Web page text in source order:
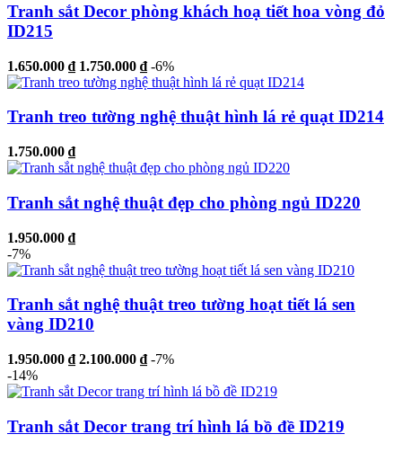
Tranh sắt Decor phòng khách hoạ tiết hoa vòng đỏ
ID215
1.650.000 ₫ 1.750.000 ₫ -6%
Tranh treo tường nghệ thuật hình lá rẻ quạt ID214
1.750.000 ₫
Tranh sắt nghệ thuật đẹp cho phòng ngủ ID220
1.950.000 ₫
-7%
Tranh sắt nghệ thuật treo tường hoạt tiết lá sen
vàng ID210
1.950.000 ₫ 2.100.000 ₫ -7%
-14%
Tranh sắt Decor trang trí hình lá bồ đề ID219